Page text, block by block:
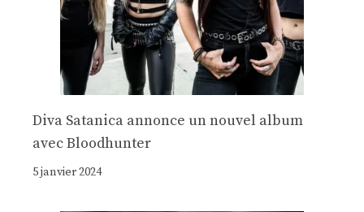
Diva Satanica annonce un nouvel album
avec Bloodhunter
5 janvier 2024